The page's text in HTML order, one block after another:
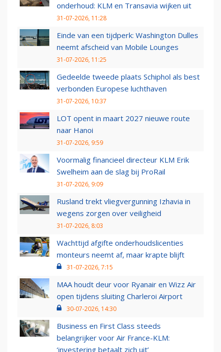
onderhoud: KLM en Transavia wijken uit
31-07-2026, 11:28
Einde van een tijdperk: Washington Dulles
neemt afscheid van Mobile Lounges
31-07-2026, 11:25
Gedeelde tweede plaats Schiphol als best
verbonden Europese luchthaven
31-07-2026, 10:37
LOT opent in maart 2027 nieuwe route
naar Hanoi
31-07-2026, 9:59
Voormalig financieel directeur KLM Erik
Swelheim aan de slag bij ProRail
31-07-2026, 9:09
Rusland trekt vliegvergunning Izhavia in
wegens zorgen over veiligheid
31-07-2026, 8:03
Wachttijd afgifte onderhoudslicenties
monteurs neemt af, maar krapte blijft
31-07-2026, 7:15
MAA houdt deur voor Ryanair en Wizz Air
open tijdens sluiting Charleroi Airport
30-07-2026, 14:30
Business en First Class steeds
belangrijker voor Air France-KLM:
‘investering betaalt zich uit’